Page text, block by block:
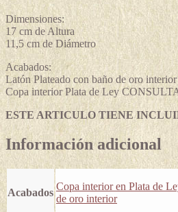
Dimensiones:
17 cm de Altura
11,5 cm de Diámetro
Acabados:
Latón Plateado con baño de oro interior
Copa interior Plata de Ley
ESTE ARTICULO TIENE
Información adicional
Acabados
Copa interior en Plata de
de oro interior